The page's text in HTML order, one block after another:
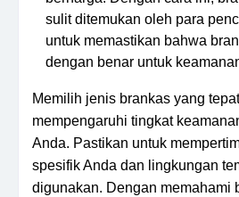
sulit ditemukan oleh para
untuk memastikan bahwa
dengan benar untuk
Memilih jenis brankas yang
mempengaruhi tingkat
Anda. Pastikan untuk
spesifik Anda dan lingkungan
digunakan. Dengan memahami